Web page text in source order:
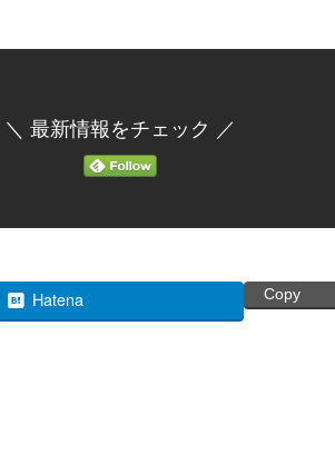
＼ 最新情報をチェック ／
Hatena Copy